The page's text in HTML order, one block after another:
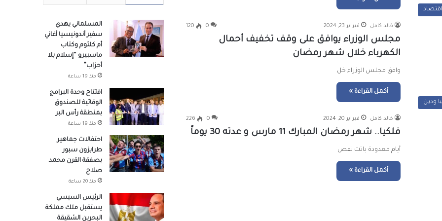
اقتصاد
خالد كامل فبراير 23, 2024 0
120
مجلس الوزراء يوافق على وقف تخفيف أحمال
الكهرباء خلال شهر رمضان
وافق مجلس الوزراء خل
أكمل القراءة »
ودين
خالد كامل فبراير 20, 2024 0
226
فلكيا.. شهر رمضان المبارك 11 مارس و عدته 30 يوماً
أيام معدودة باتت تفص
أكمل القراءة »
المسلماني يهدي
سفير أندونيسيا أغاني
أم كلثوم وكتاب
ماسبيرو “إسلام بلا
أحزاب”
منذ 19 ساعة
افتتاح وحدة البرامج
الوقائية للصندوق
بمنطقة رأس البر
منذ 19 ساعة
احتفالات جماهير
طرابزون سبور
بصفقة القرن محمد
صلاح
منذ 20 ساعة
الرئيس السيسي
يستقبل ملك مملكة
البحرين الشقيقة